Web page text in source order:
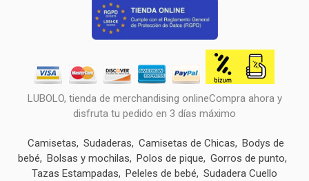
LUBOLO, tienda de merchandising onlineCompra ahora y
disfruta tu pedido en 3 días máximo
Camisetas Sudaderas Camisetas de Chicas
Bodys de
bebé
Bolsas y mochilas Polos de pique
Gorros de punto
Tazas Estampadas
Peleles de bebé
Sudadera Cuello